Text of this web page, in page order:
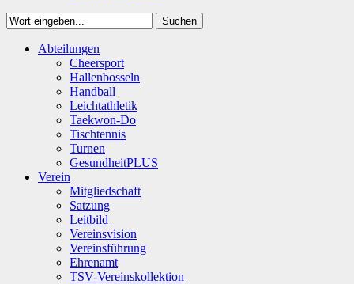
Suchen
SuchenAbteilungen
Cheersport
Hallenbosseln
Handball
Leichtathletik
Taekwon-Do
Tischtennis
Turnen
GesundheitPLUS
Verein
Mitgliedschaft
Satzung
Leitbild
Vereinsvision
Vereinsführung
Ehrenamt
TSV-Vereinskollektion